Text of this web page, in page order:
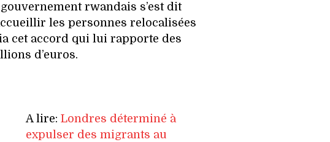
rwandais s’est dit
les personnes relocalisées
cet accord qui lui rapporte des
d’euros.
A lire: Londres déterminé à
expulser des migrants au